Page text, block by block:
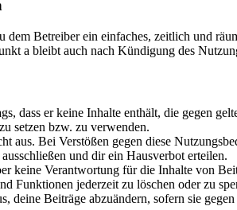
dem Betreiber ein einfaches, zeitlich und
a bleibt auch nach Kündigung des
dass er keine Inhalte enthält, die gegen
setzen bzw. zu verwenden.
aus. Bei Verstößen gegen diese
und dir ein Hausverbot erteilen.
keine Verantwortung für die Inhalte von
Funktionen jederzeit zu löschen oder zu
deine Beiträge abzuändern, sofern sie